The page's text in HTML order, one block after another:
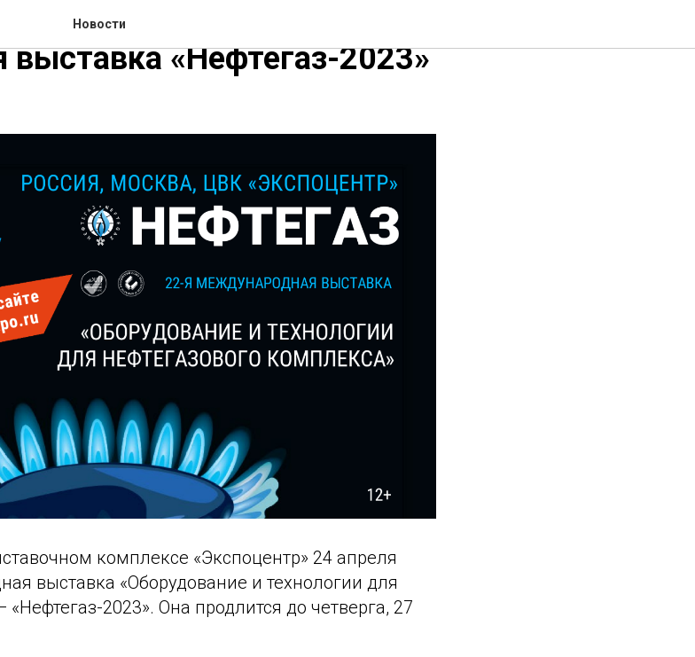
Новости
проходит 22-я
«Нефтегаз-2023»
комплексе «Экспоцентр» 24 апреля
выставка «Оборудование и технологии для
2023». Она продлится до четверга, 27